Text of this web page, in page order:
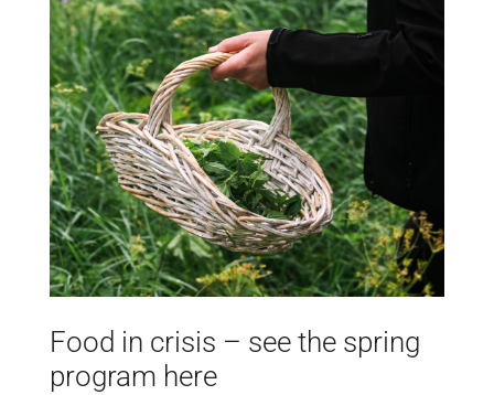
Food in crisis – see the spring
program here